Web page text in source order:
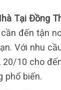
Tại Đồng
đến tận
Với nhu
20/10 cho
phổ biến.